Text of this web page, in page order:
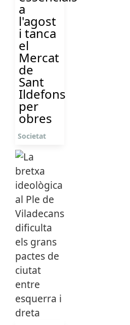
a
l'agost
i tanca
el
Mercat
de
Sant
Ildefons
per
obres
Societat